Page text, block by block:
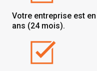
Votre entreprise est
ans (24 mois).